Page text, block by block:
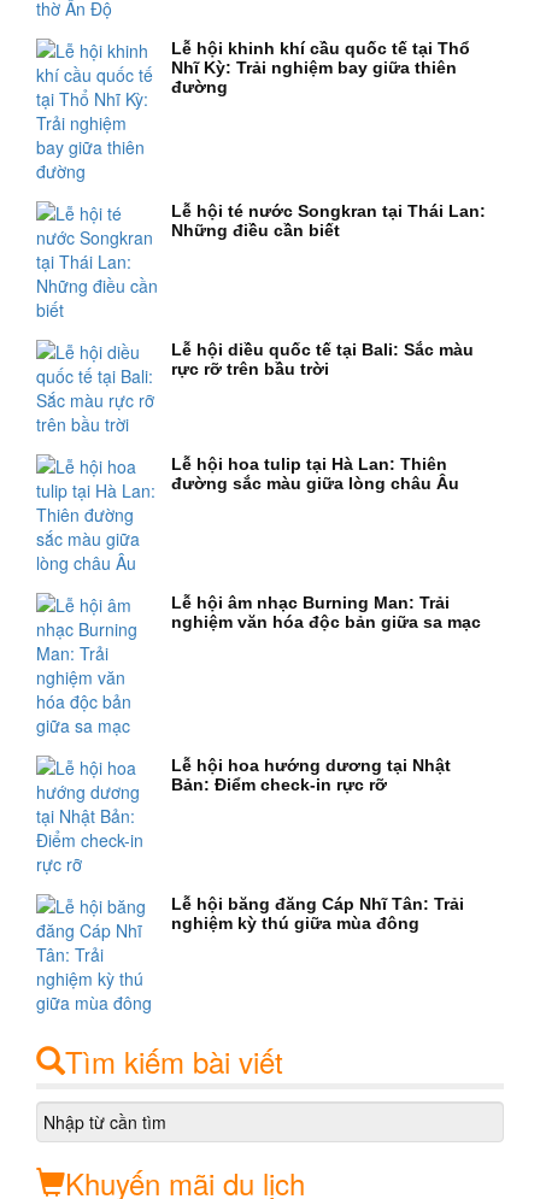
Lễ hội khinh khí cầu quốc tế tại Thổ
Nhĩ Kỳ: Trải nghiệm bay giữa thiên
đường
Lễ hội té nước Songkran tại Thái Lan:
Những điều cần biết
Lễ hội diều quốc tế tại Bali: Sắc màu
rực rỡ trên bầu trời
Lễ hội hoa tulip tại Hà Lan: Thiên
đường sắc màu giữa lòng châu Âu
Lễ hội âm nhạc Burning Man: Trải
nghiệm văn hóa độc bản giữa sa mạc
Lễ hội hoa hướng dương tại Nhật
Bản: Điểm check-in rực rỡ
Lễ hội băng đăng Cáp Nhĩ Tân: Trải
nghiệm kỳ thú giữa mùa đông
Tìm kiếm bài viết
Khuyến mãi du lịch